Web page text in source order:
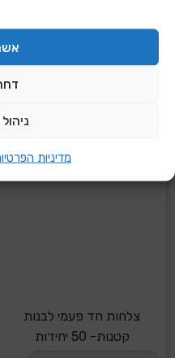
מדיניות
צלחות חד פעמי לבנות
קטנות- 50 יחידות